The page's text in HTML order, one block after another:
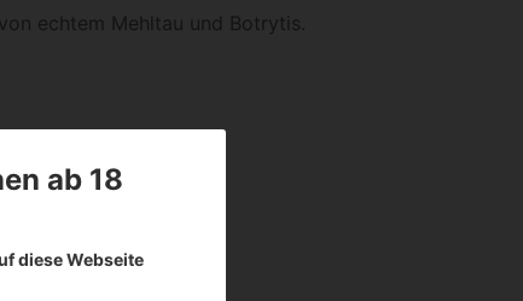
echtem Mehltau und Botrytis.
ab 18
diese Webseite